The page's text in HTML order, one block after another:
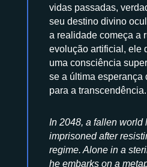
vidas passadas,
seu destino divino
a realidade começa a
evolução artificial, ele
uma consciência
se a última esperança
para a transcendência.
In 2048, a fallen world
imprisoned after
regime. Alone in a
he embarks on a